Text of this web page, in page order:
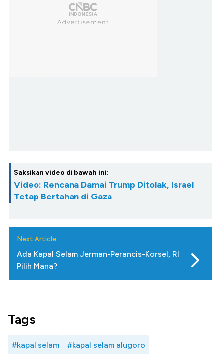
Saksikan video di bawah ini:
Video: Rencana Damai Trump Ditolak, Israel
Tetap Bertahan di Gaza
Next Article
Ada Kapal Selam Jerman-Perancis-Korsel, RI
Pilih Mana?
Tags
#kapal selam #kapal selam alugoro